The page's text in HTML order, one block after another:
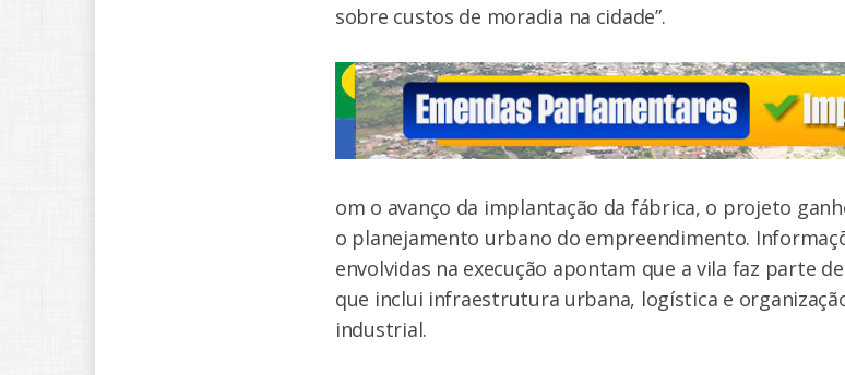
sobre custos de moradia na cidade”.
om o avanço da implantação da fábrica, o projeto
o planejamento urbano do empreendimento.
envolvidas na execução apontam que a vila faz parte
que inclui infraestrutura urbana, logística e
industrial.